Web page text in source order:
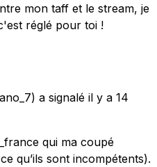
mon taff et le stream, je
réglé pour toi !
a signalé il y a 14
qui ma coupé
qu’ils sont incompétents).